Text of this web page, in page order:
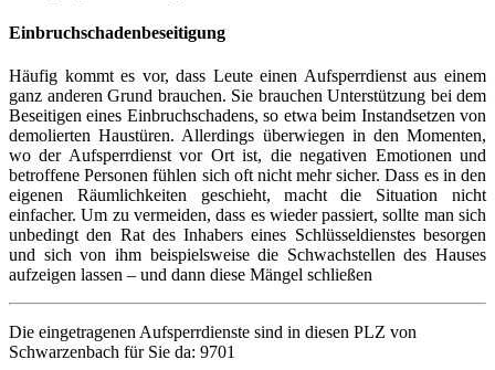
Einbruchschadenbeseitigung
Häufig kommt es vor, dass Leute einen Aufsperrdienst aus einem
ganz anderen Grund brauchen. Sie brauchen Unterstützung bei dem
Beseitigen eines Einbruchschadens, so etwa beim Instandsetzen von
demolierten Haustüren. Allerdings überwiegen in den Momenten,
wo der Aufsperrdienst vor Ort ist, die negativen Emotionen und
betroffene Personen fühlen sich oft nicht mehr sicher. Dass es in den
eigenen Räumlichkeiten geschieht, macht die Situation nicht
einfacher. Um zu vermeiden, dass es wieder passiert, sollte man sich
unbedingt den Rat des Inhabers eines Schlüsseldienstes besorgen
und sich von ihm beispielsweise die Schwachstellen des Hauses
aufzeigen lassen – und dann diese Mängel schließen
Die eingetragenen Aufsperrdienste sind in diesen PLZ von
Schwarzenbach für Sie da: 9701